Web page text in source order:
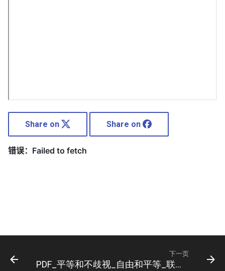
Share on Share on
下一页
PDF_平等和不歧视_自由和平等_联合国